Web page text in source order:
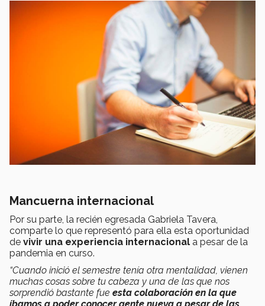
Mancuerna internacional
Por su parte, la recién egresada Gabriela Tavera,
comparte lo que representó para ella esta oportunidad
de vivir una experiencia internacional a pesar de la
pandemia en curso.
“Cuando inició el semestre tenía otra mentalidad, vienen
muchas cosas sobre tu cabeza y una de las que nos
sorprendió bastante fue esta colaboración en la que